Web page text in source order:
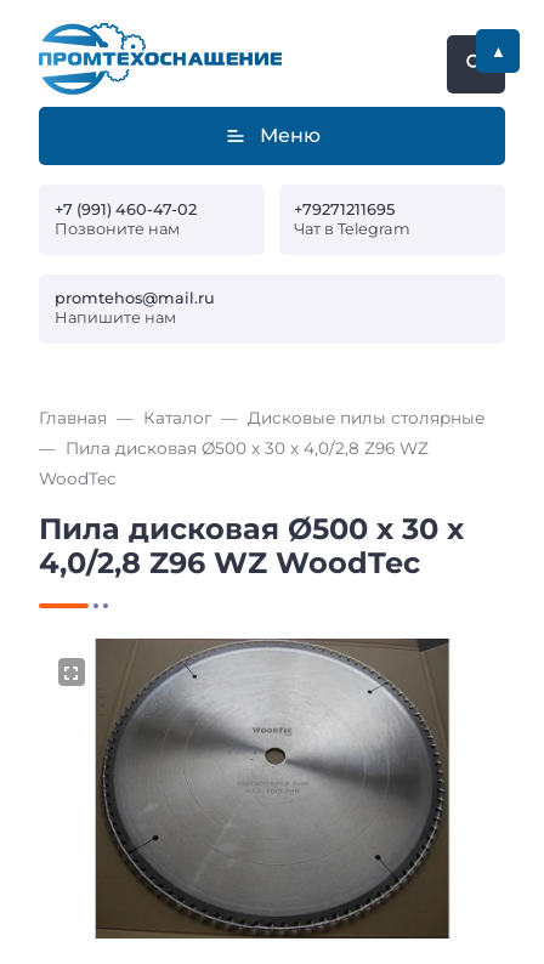
Меню
+7 (991) 460-47-02
Позвоните нам
+79271211695
Чат в Telegram
promtehos@mail.ru
Напишите нам
Главная Каталог
Дисковые пилы столярные
Пила дисковая Ø500 х 30 х 4,0/2,8 Z96 WZ
WoodTec
Пила дисковая Ø500 х 30 х
4,0/2,8 Z96 WZ WoodTec
▲